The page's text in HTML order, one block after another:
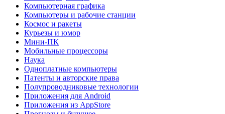
Компьютерная графика
Компьютеры и рабочие станции
Космос и ракеты
Курьезы и юмор
Мини-ПК
Мобильные процессоры
Наука
Одноплатные компьютеры
Патенты и авторские права
Полупроводниковые технологии
Приложения для Android
Приложения из AppStore